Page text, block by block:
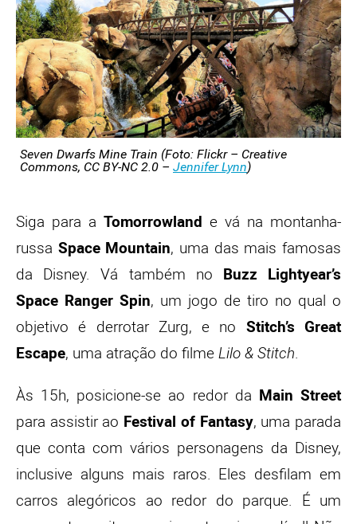
Seven Dwarfs Mine Train (Foto: Flickr – Creative
Commons, CC BY-NC 2.0 – Jennifer Lynn)
Siga para a Tomorrowland e vá na montanha-
russa Space Mountain, uma das mais famosas
da Disney. Vá também no Buzz Lightyear’s
Space Ranger Spin, um jogo de tiro no qual o
objetivo é derrotar Zurg, e no Stitch’s Great
Escape, uma atração do filme Lilo & Stitch.
Às 15h, posicione-se ao redor da Main Street
para assistir ao Festival of Fantasy, uma parada
que conta com vários personagens da Disney,
inclusive alguns mais raros. Eles desfilam em
carros alegóricos ao redor do parque. É um